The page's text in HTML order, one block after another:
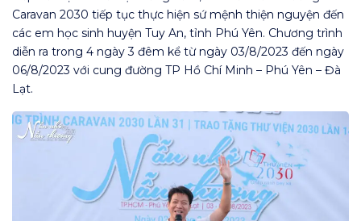
Caravan 2030 tiếp tục thực hiện sứ mệnh thiện nguyện đến
các em học sinh huyện Tuy An, tỉnh Phú Yên. Chương trình
diễn ra trong 4 ngày 3 đêm kể từ ngày 03/8/2023 đến ngày
06/8/2023 với cung đường TP Hồ Chí Minh – Phú Yên – Đà
Lạt.